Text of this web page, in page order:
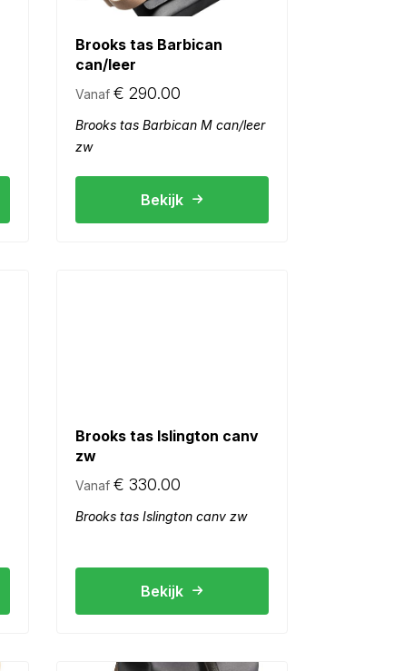
Brooks tas Barbican
can/leer
Vanaf € 290.00
Brooks tas Barbican M can/leer
zw
Bekijk
Brooks tas Islington canv
zw
Vanaf € 330.00
Brooks tas Islington canv zw
Bekijk